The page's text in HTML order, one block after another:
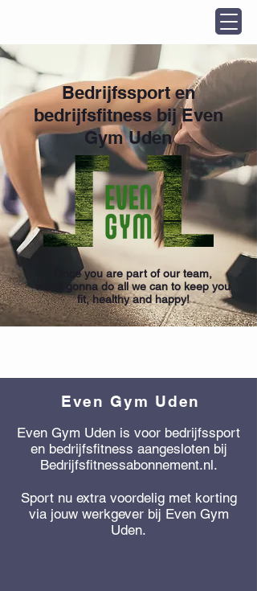
Bedrijfssport en
bedrijfsfitness bij Even
Gym Uden
Once you are part of our team,
we're gonna do all we can to keep you
fit, healthy and happy!
Even Gym Uden
Even Gym Uden is voor bedrijfssport
en bedrijfsfitness aangesloten bij
Bedrijfsfitnessabonnement.nl.
Sport nu extra voordelig met korting
via jouw werkgever bij Even Gym
Uden.